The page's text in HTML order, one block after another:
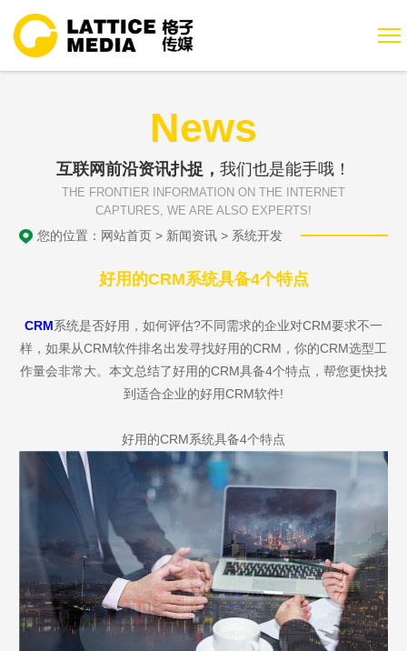
News
互联网前沿资讯扑捉， 我们也是能手哦！
THE FRONTIER INFORMATION ON THE INTERNET
CAPTURES, WE ARE ALSO EXPERTS!
您的位置： 网站首页 > 新闻资讯 > 系统开发
好用的CRM系统具备4个特点
CRM系统是否好用，如何评估?不同需求的企业对CRM要求不一
样，如果从CRM软件排名出发寻找好用的CRM，你的CRM选型工
作量会非常大。本文总结了好用的CRM具备4个特点，帮您更快找
到适合企业的好用CRM软件!
好用的CRM系统具备4个特点